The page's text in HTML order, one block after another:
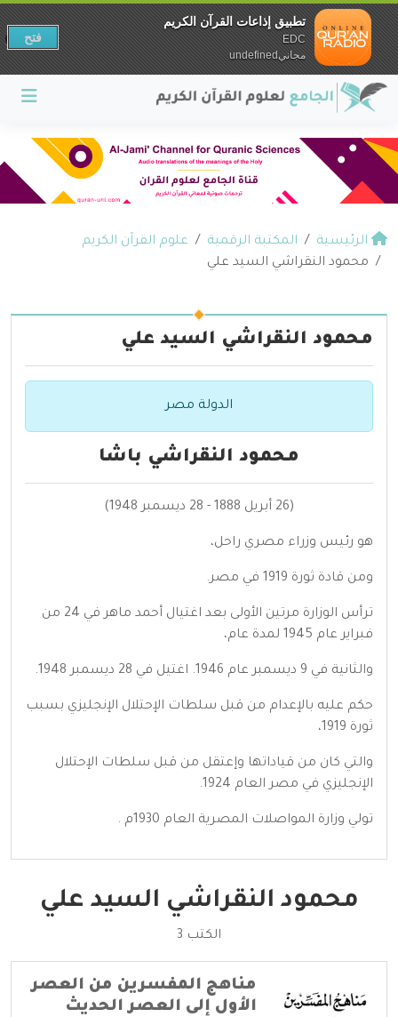
الرئيسية المكتبة الرقمية
علوم القرآن الكريم
محمود النقراشي السيد علي
محمود النقراشي السيد علي
الدولة مصر
محمود النقراشي باشا
(26 أبريل 1888 - 28 ديسمبر 1948)
هو رئيس وزراء مصري راحل،
ومن قادة ثورة 1919 في مصر.
ترأس الوزارة مرتين الأولى بعد اغتيال أحمد ماهر في 24 من
فبراير عام 1945 لمدة عام،
والثانية في 9 ديسمبر عام 1946. اغتيل في 28 ديسمبر 1948.
حكم عليه بالإعدام من قبل سلطات الإحتلال الإنجليزي بسبب
ثورة 1919،
والتي كان من قياداتها وإعتقل من قبل سلطات الإحتلال
الإنجليزي في مصر العام 1924.
تولي وزارة المواصلات المصرية العام 1930م .
محمود النقراشي السيد علي
الكتب 3
مناهج المفسرين من العصر
الأول إلى العصر الحديث
تطبيق إذاعات القرآن الكريم
EDC
مجانيundefined
فتح